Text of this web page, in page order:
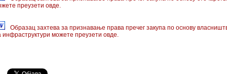
преузети овде.
Образац захтева за признавање права пречег закупа по основу
инфраструктури можете преузети овде.